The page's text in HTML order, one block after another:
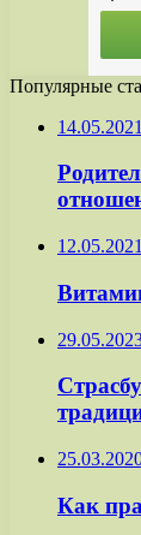
Популярные
14.05.2021
12.05.2021
Как